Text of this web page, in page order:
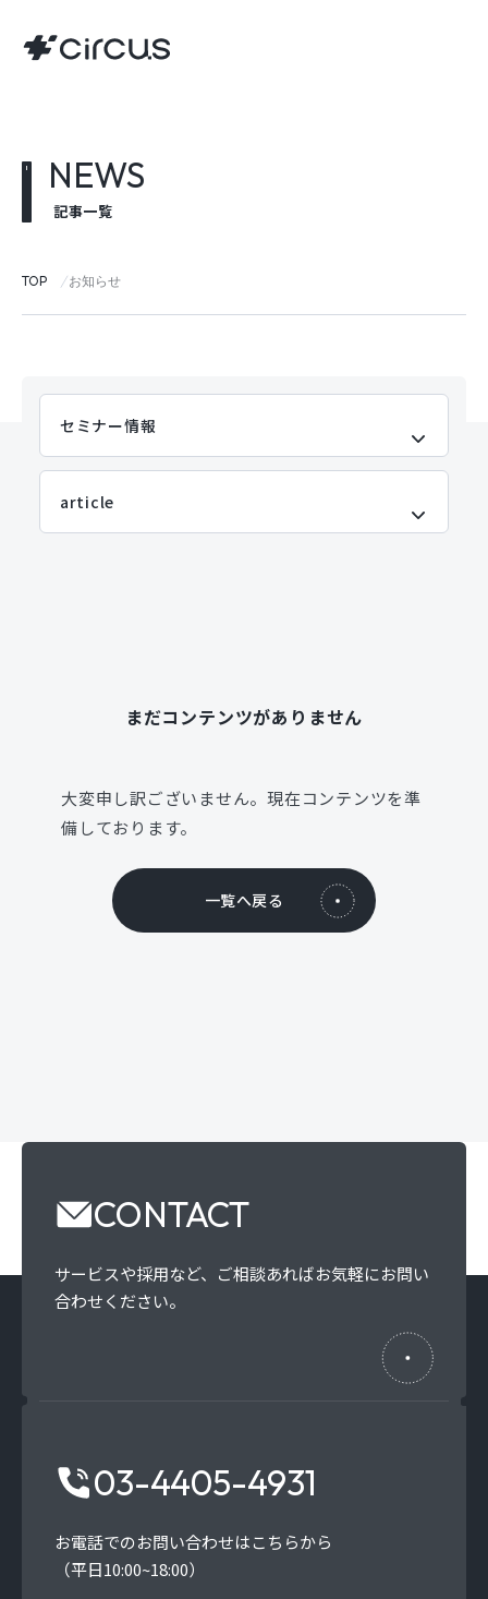
NEWS
記事一覧
TOP お知らせ
まだコンテンツがありません
大変申し訳ございません。現在コンテンツを準
備しております。
一覧へ戻る
CONTACT
サービスや採用など、 ご相談あればお気軽にお問い
合わせください。
03-4405-4931
お電話でのお問い合わせはこちらから
（平日10:00~18:00）